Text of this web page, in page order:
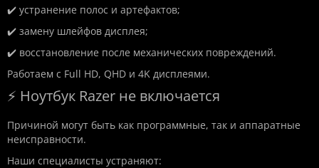
✔️ устранение полос и артефактов;
✔️ замену шлейфов дисплея;
✔️ восстановление после механических повреждений.
Работаем с Full HD, QHD и 4K дисплеями.
⚡ Ноутбук Razer не включается
Причиной могут быть как программные, так и аппаратные
неисправности.
Наши специалисты устраняют: